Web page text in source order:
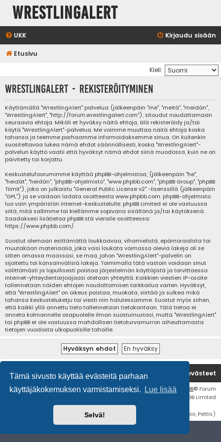
Tämä sivusto käyttää evästeitä parhaan
käyttäjäkokemuksen varmistamiseksi.
Lue lisää
Selvä!
WrestlingAlert
UKK Kirjaudu sisään
Etusivu
Kieli:
WrestlingAlert - Rekisteröityminen
Käyttämällä "WrestlingAlert" palvelua (jälkeenpäin "me", "meitä", "meidän",
"WrestlingAlert", "http://forum.wrestlingalert.com"), sitoudut noudattamaan
seuraavia ehtoja. Mikäli et hyväksy näitä ehtoja, älä rekisteröidy ja/tai
käytä "WrestlingAlert"-palvelua. Me voimme muuttaa näitä ehtoja koska
tahansa ja teemme parhaamme informoidaksemme sinua. On kuitenkin
suositeltavaa lukea nämä ehdot säännöllisesti, koska "WrestlingAlert"-
palvelun käyttö vaatii että hyväksyt nämä ehdot siinä muodossa, kuin ne on
päivitetty tai korjattu.
Keskustelufoorumimme käyttää phpBB-ohjelmistoa, (jälkeenpäin "he",
"heidät", "heidän", "phpBB-ohjelmisto", "www.phpbb.com", "phpBB Group", "phpBB
Tiimit"), joka on julkaistu "General Public License v2" -lisenssillä (jälkeenpäin
"GPL") ja se voidaan ladata osoitteesta www.phpbb.com. phpBB-ohjelmisto
luo vain ympäristön internet-keskustelulle. phpBB Limited ei ole vastuussa
siitä, mitä sallimme tai kiellämme sopivana sisältönä ja/tai käytöksenä.
Saadaksesi lisätietoa phpBB:stä vieraile osoitteessa:
https://www.phpbb.com/.
Suostut olemaan esittämättä loukkaavaa, vihamielistä, epämoraalista tai
muutakaan materiaalia, joka voisi loukata voimassa olevia lakeja oli se
sitten omassa maassasi, se maa, johon "WrestlingAlert"-palvelin on
sijoitettu tai kansainvälisiä lakeja. Toimimalla tätä vastoin voidaan sinut
välittömästi ja lopullisesti poistaa järjestelmän käyttäjistä ja tarvittaessa
internet-yhteydentarjoajaasi otetaan yhteyttä. Kaikkien viestien IP-osoite
tallennetaan näiden ehtojen noudattamisen tarkkailua varten. Hyväksyt,
että "WrestlingAlert" on oikeus poistaa, muokata, siirtää ja sulkea mikä
tahansa keskusteluketju tai viesti niin halutessamme. Suostut myös siihen,
että kaikki yllä annettu tieto tallennetaan tietokantaan. Tätä tietoa ei
anneta kolmannelle osapuolelle ilman suostumustasi, mutta "WrestlingAlert"
tai phpBB ei ole vastuussa mahdollisen tietoturvamurron aiheuttamasta
tietojen vuodosta ulkopuolisille tahoille.
Etusivu Poista evästeet
Flat Style byIan Bradley• Keskustelufoorumin ohjelmisto phpBB® Forum
Software © phpBB Limited
Käännös: phpBB Suomi (lurttinen, harritapio, Pettis)